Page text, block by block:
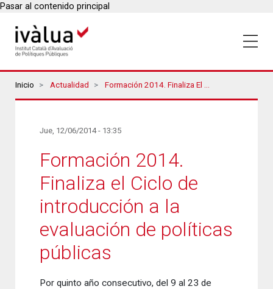
Pasar al contenido principal
Breadcrumbs
Inicio Actualidad Formación 2014. Finaliza El Ciclo De Introducción A La Evaluación De Políticas Públicas
Jue, 12/06/2014 - 13:35
Formación 2014.
Finaliza el Ciclo de
introducción a la
evaluación de políticas
públicas
Por quinto año consecutivo, del 9 al 23 de